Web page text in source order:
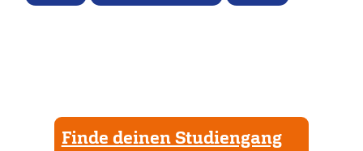
Finde deinen Studiengang